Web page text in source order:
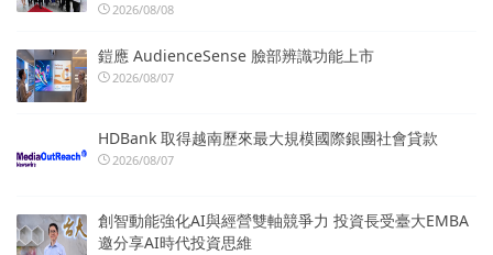
2026/08/08
鎧應 AudienceSense 臉部辨識功能上市
2026/08/07
HDBank 取得越南歷來最大規模國際銀團社會貸款
2026/08/07
創智動能強化AI與經營雙軸競爭力 投資長受臺大EMBA
邀分享AI時代投資思維